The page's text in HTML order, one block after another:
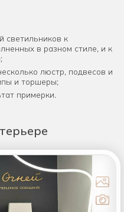
светильников к
в разном стиле, и к
люстр, подвесов и
и торшеры;
примерки.